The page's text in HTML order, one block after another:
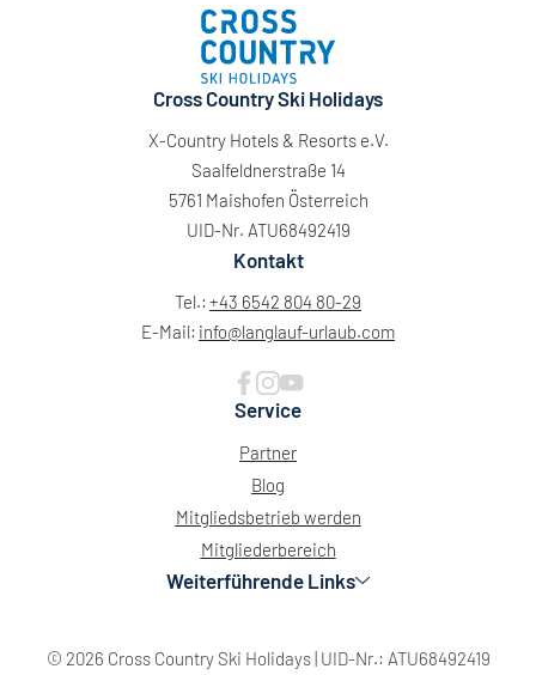
Cross Country Ski Holidays
X-Country Hotels & Resorts e.V.
Saalfeldnerstraße 14
5761 Maishofen Österreich
UID-Nr. ATU68492419
Kontakt
Tel.: +43 6542 804 80-29
E-Mail: info@langlauf-urlaub.com
Service
Partner
Blog
Mitgliedsbetrieb werden
Mitgliederbereich
Weiterführende Links
© 2026 Cross Country Ski Holidays| UID-Nr.: ATU68492419